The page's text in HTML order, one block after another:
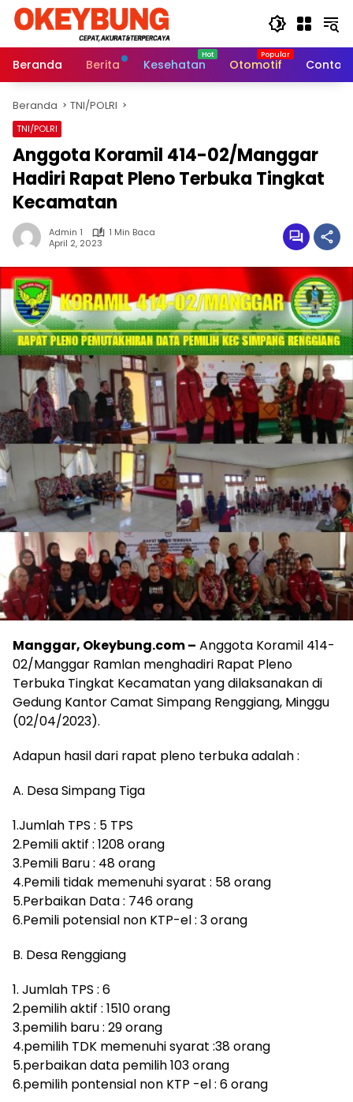
Langsung
Beranda
Berita Kesehatan Otomotif Contoh
Beranda TNI/POLRI
TNI/POLRI
Anggota Koramil 414-02/Manggar
Hadiri Rapat Pleno Terbuka Tingkat
Kecamatan
Admin 1
1 Min Baca
April 2, 2023
Manggar, Okeybung.com – Anggota Koramil 414-
02/Manggar Ramlan menghadiri Rapat Pleno
Terbuka Tingkat Kecamatan yang dilaksanakan di
Gedung Kantor Camat Simpang Renggiang, Minggu
(02/04/2023).
Adapun hasil dari rapat pleno terbuka adalah :
A. Desa Simpang Tiga
1.Jumlah TPS : 5 TPS
2.Pemili aktif : 1208 orang
3.Pemili Baru : 48 orang
4.Pemili tidak memenuhi syarat : 58 orang
5.Perbaikan Data : 746 orang
6.Pemili potensial non KTP-el : 3 orang
B. Desa Renggiang
1. Jumlah TPS : 6
2.pemilih aktif : 1510 orang
3.pemilih baru : 29 orang
4.pemilih TDK memenuhi syarat :38 orang
5.perbaikan data pemilih 103 orang
6.pemilih pontensial non KTP -el : 6 orang